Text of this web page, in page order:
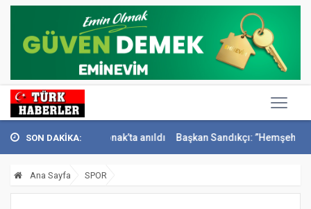
SON DAKİKA:
Sivri Konak’ta anıldı Başkan Sandıkçı: ”Hemşehrilerimizle
Ana Sayfa SPOR